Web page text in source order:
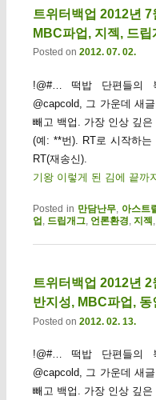
트위터백업 2012년
MBC파업, 지젝, 드립
Posted on 2012. 07. 02.
!@#… 떡밥 단편들의
@capcold, 그 가운데 새
빼고 백업. 가장 인상 깊
(예: **번). RT로 시작하
RT(재송신).
기왕 이렇게 된 김에 끝까
Posted in 만담난무 아스트
업 드립개그 언론환경 지젝
트위터백업 2012년
반지성, MBC파업, 동
Posted on 2012. 02. 13.
!@#… 떡밥 단편들의
@capcold, 그 가운데 새
빼고 백업. 가장 인상 깊